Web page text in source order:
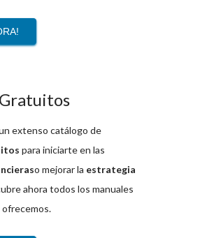
extenso catálogo de
para iniciarte en las
o mejorar la estrategia
ahora todos los manuales